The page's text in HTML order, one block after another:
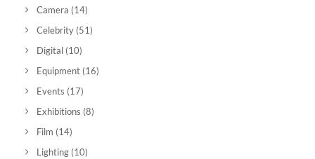
Camera (14)
Celebrity (51)
Digital (10)
Equipment (16)
Events (17)
Exhibitions (8)
Film (14)
Lighting (10)